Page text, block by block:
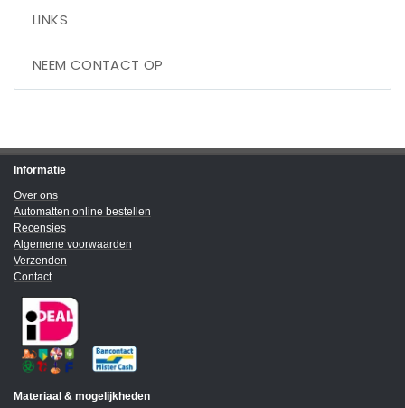
LINKS
NEEM CONTACT OP
Informatie
Over ons
Automatten online bestellen
Recensies
Algemene voorwaarden
Verzenden
Contact
Materiaal & mogelijkheden